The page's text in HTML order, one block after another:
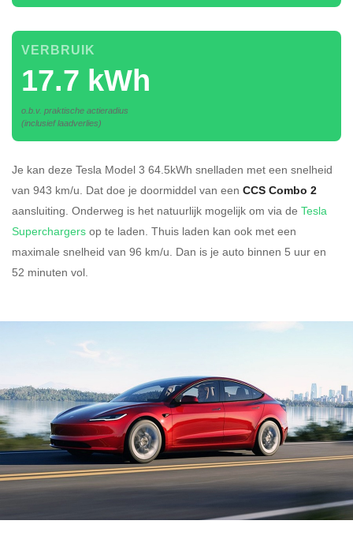
17.7 kWh
VERBRUIK
o.b.v. praktische actieradius
(inclusief laadverlies)
Je kan deze Tesla Model 3 64.5kWh snelladen met een snelheid
van 943 km/u. Dat doe je doormiddel van een CCS Combo 2
aansluiting. Onderweg is het natuurlijk mogelijk om via de Tesla
Superchargers op te laden. Thuis laden kan ook met een
maximale snelheid van 96 km/u. Dan is je auto binnen 5 uur en
52 minuten vol.